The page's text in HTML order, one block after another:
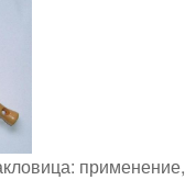
применение,